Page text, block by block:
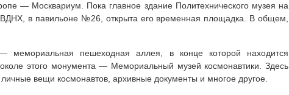
— Москвариум. Пока главное здание Политехнического музея на
ВДНХ, в павильоне №26, открыта его временная площадка. В общем,
мемориальная пешеходная аллея, в конце которой находится
этого монумента — Мемориальный музей космонавтики. Здесь
вещи космонавтов, архивные документы и многое другое.